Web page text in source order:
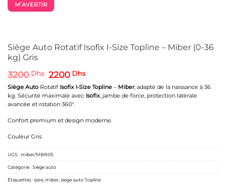
Siège Auto Rotatif Isofix I-Size Topline – Miber (0-36
kg) Gris
3200Dhs Le
prix
initial
était :
3200 Dhs.
2200 DhsLe
prix
actuel
est :
Siège Auto Rotatif Isofix I-Size Topline – Miber, adapté de la naissance à 36
kg. Sécurité maximale avec Isofix, jambe de force, protection latérale
avancée et rotation 360°.
Confort premium et design moderne.
Couleur Gris
M’AVERTIR
UGS :miber/MBR05
Catégorie :Siège auto
Étiquettes :isize miber siege auto Topline